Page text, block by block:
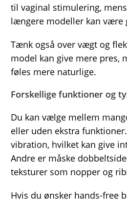
til vaginal stimulering,
længere modeller kan være
Tænk også over vægt og
model kan give mere pres,
føles mere naturlige.
Forskellige funktioner og
Du kan vælge mellem
eller uden ekstra
vibration, hvilket kan give
Andre er måske
teksturer som nopper og
Hvis du ønsker hands-free